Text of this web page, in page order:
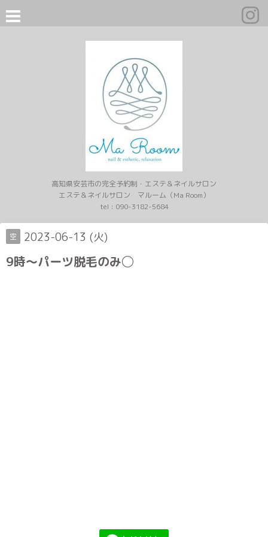
高知県安芸市の完全予約制・エステ＆ネイルサロン
エステ＆ネイルサロン マルーム（Ma Room）
tel : 090-3182-5684
空 2023-06-13 (火)
9時〜パーツ脱毛のみ◯